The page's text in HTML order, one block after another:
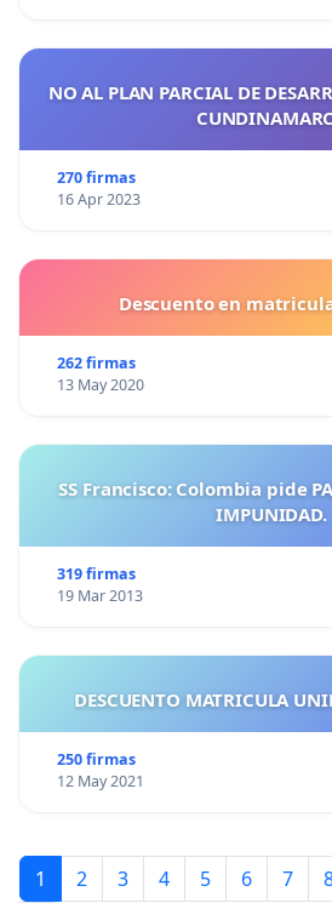
NO AL PLAN PARCIAL DE
270 firmas
16 Apr 2023
Descuento en
262 firmas
13 May 2020
SS Francisco: Colombia pide
IMPUNIDAD.
319 firmas
19 Mar 2013
250 firmas
12 May 2021
1 2 3 4 5 6 7